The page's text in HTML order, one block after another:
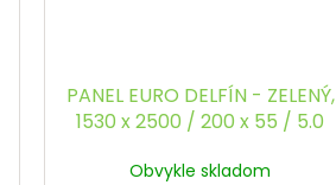
PANEL EURO DELFÍN - ZELENÝ,
1530 x 2500 / 200 x 55 / 5.0
Obvykle skladom